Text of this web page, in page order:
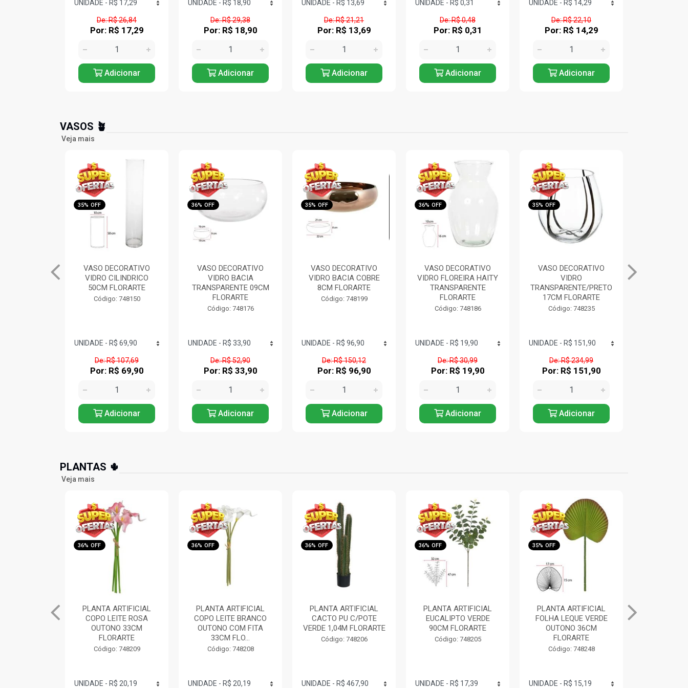
De: R$ 29,38
Por: R$ 18,90
Adicionar
De: R$ 21,21
Por: R$ 13,69
Adicionar
De: R$ 0,48
Por: R$ 0,31
Adicionar
De: R$ 22,10
Por: R$ 14,29
Adicionar
De: R$ 19,89
Por: R$ 12,90
Adicionar
VASOS 🪴
Veja mais
36% OFF
VASO DECORATIVO
VIDRO BACIA
TRANSPARENTE 09CM
FLORARTE
De: R$ 52,90
Por: R$ 33,90
Adicionar
35% OFF
VASO DECORATIVO
VIDRO BACIA COBRE
8CM FLORARTE
Código: 748199
De: R$ 150,12
Por: R$ 96,90
Adicionar
36% OFF
VASO DECORATIVO
VIDRO FLOREIRA HAITY
TRANSPARENTE
FLORARTE
De: R$ 30,99
Por: R$ 19,90
Adicionar
35% OFF
VASO DECORATIVO
VIDRO
TRANSPARENTE/PRETO
17CM FLORARTE
Código: 748235
De: R$ 234,99
Por: R$ 151,90
Adicionar
36% OFF
VASO DECORATIVO
VIDRO CILINDRICO
TRANSPARANTE 60CM
FLORARTE
Código: 748250
De: R$ 333,16
Por: R$ 213,90
Adicionar
PLANTAS 🌵
Veja mais
36% OFF
PLANTA ARTIFICIAL
COPO LEITE BRANCO
OUTONO COM FITA
33CM FLO...
Código: 748208
36% OFF
PLANTA ARTIFICIAL
CACTO PU C/POTE
VERDE 1,04M FLORARTE
Código: 748206
36% OFF
PLANTA ARTIFICIAL
EUCALIPTO VERDE
90CM FLORARTE
Código: 748205
35% OFF
PLANTA ARTIFICIAL
FOLHA LEQUE VERDE
OUTONO 36CM
FLORARTE
35% OFF
PLANTA ARTIFICIAL
EUCALIPTO C/PRINT
VERDE 60CM FLORARTE
Código: 748276